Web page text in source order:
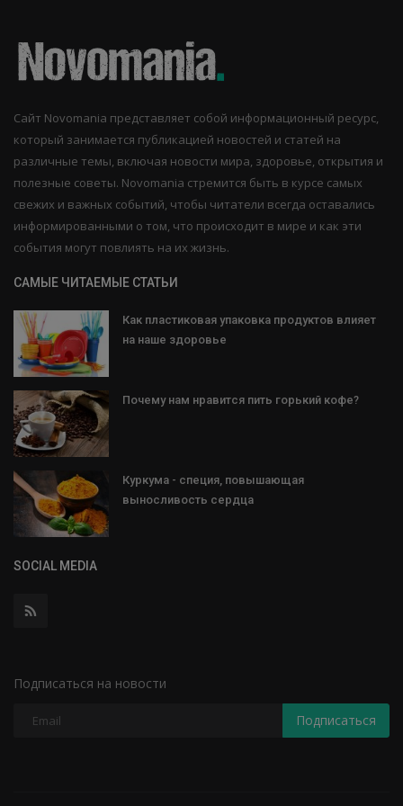
Сайт Novomania представляет собой информационный ресурс,
который занимается публикацией новостей и статей на
различные темы, включая новости мира, здоровье, открытия и
полезные советы. Novomania стремится быть в курсе самых
свежих и важных событий, чтобы читатели всегда оставались
информированными о том, что происходит в мире и как эти
события могут повлиять на их жизнь.
САМЫЕ ЧИТАЕМЫЕ СТАТЬИ
Как пластиковая упаковка продуктов влияет
на наше здоровье
Почему нам нравится пить горький кофе?
Куркума - специя, повышающая
выносливость сердца
SOCIAL MEDIA
Подписаться на новости
Подписаться